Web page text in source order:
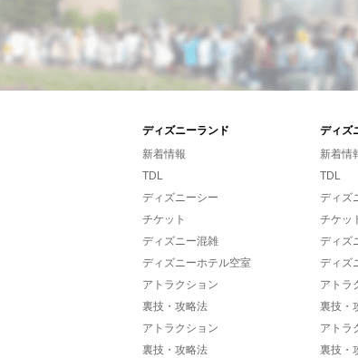
ディズニーランド ディズ
新着情報
TDL
ディズニーシー
チケット
ディズニー混雑
ディズニーホテル空室
アトラクション
裏技・攻略法
アトラクション
裏技・攻略法
新着情
TDL
ディズ
チケッ
ディズ
ディズ
アトラ
裏技・
アトラ
裏技・